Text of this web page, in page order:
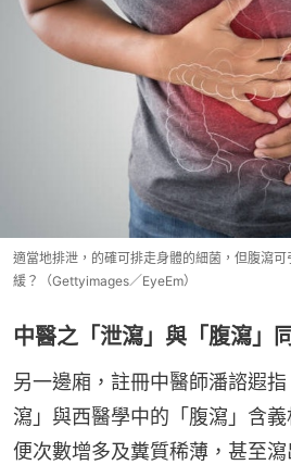
適當地排泄，的確可排走身體的細菌，但腹瀉
緩？（Gettyimages／EyeEm）
中醫之「泄瀉」與「腹瀉」
另一邊廂，註冊中醫師潘諮遐
瀉」與西醫學中的「腹瀉」含
便次數增多及糞質稀薄，甚至瀉